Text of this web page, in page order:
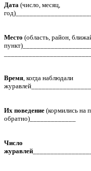
Дата (число, месяц,
Место (область, район,
Время, когда наблюдали
Их поведение (кормились на
обратно)_____________
Число
журавлей